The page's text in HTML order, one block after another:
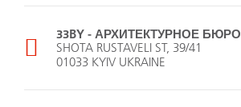
33BY -­ АРХИТЕКТУРНОЕ БЮРО
SHOTA RUSTAVELI ST, 39/41
01033 KYIV UKRAINE